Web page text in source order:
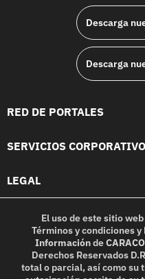
Descarga
Descarga
RED DE PORTALES
SERVICIOS
LEGAL
El uso de este sitio
Términos y condicionesy
Informaciónde
Derechos Reservados
total o parcial, así como su